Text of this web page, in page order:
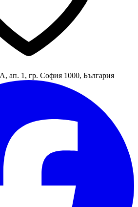
ап. 1, гр. София 1000, България